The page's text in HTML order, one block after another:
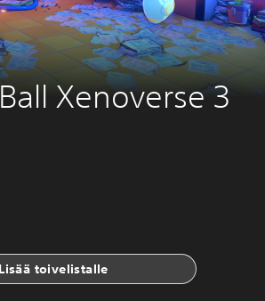
Xenoverse 3
Lisää toivelistalle